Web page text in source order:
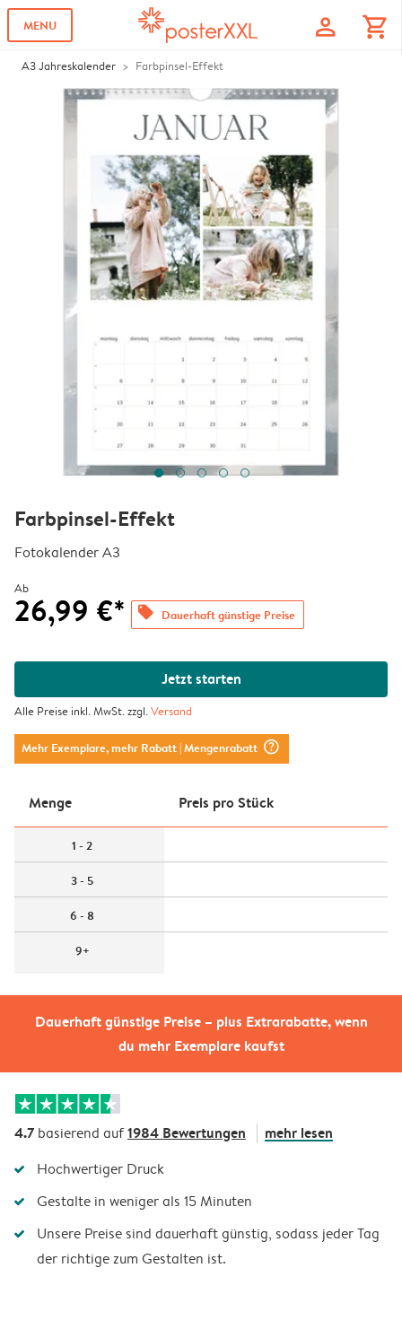
MENU profile shopping_cart
A3 Jahreskalender Farbpinsel-Effekt
Dauerhaft günstige Preise – plus Extrarabatte, wenn
du mehr Exemplare kaufst
Farbpinsel-Effekt
Fotokalender A3
Ab
26,99 €* offers Dauerhaft günstige Preise
Jetzt starten
Alle Preise inkl. MwSt. zzgl.Versand
Mehr Exemplare, mehr Rabatt| Mengenrabatt question_mark_circle
Menge Preis pro Stück
1 - 2
3 - 5
6 - 8
9+
4.7 basierend auf1984 Bewertungen mehr lesen
Hochwertiger Druck
Gestalte in weniger als 15 Minuten
Unsere Preise sind dauerhaft günstig, sodass jeder Tag
der richtige zum Gestalten ist.